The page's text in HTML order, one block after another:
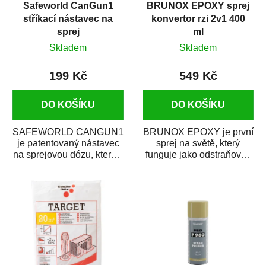
Safeworld CanGun1
stříkací nástavec na
sprej
Skladem
199 Kč
DO KOŠÍKU
SAFEWORLD CANGUN1
je patentovaný nástavec
na sprejovou dózu, který ji
BRUNOX EPOXY sprej
konvertor rzi 2v1 400
ml
Skladem
549 Kč
DO KOŠÍKU
BRUNOX EPOXY je první
sprej na světě, který
funguje jako odstraňovač